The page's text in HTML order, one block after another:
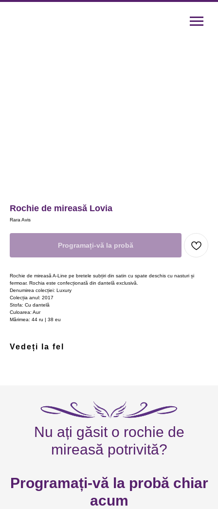
Rochie de mireasă Lovia
Rara Avis
Programați-vă la probă
Rochie de mireasă A-Line pe bretele subțiri din satin cu spate deschis cu nasturi și
fermoar. Rochia este confecționată din dantelă exclusivă.
Denumirea colecției: Luxury
Colecția anul: 2017
Stofa: Cu dantelă
Culoarea: Aur
Mărimea: 44 ru | 38 eu
Vedeți la fel
Nu ați găsit o rochie de
mireasă potrivită?
Programați-vă la probă chiar
acum